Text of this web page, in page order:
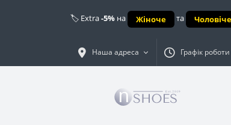
🏷️ Extra-5% на Жіноче та Чоловіче
Наша адреса Графік роботи